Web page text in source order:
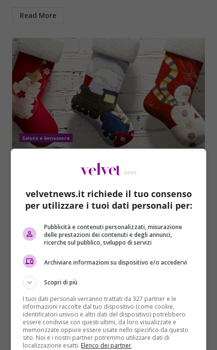
Read More
Salute e benessere
Epifania, attenzione ai giocattoli nella calza
Redazione 05/01/2016
A mezzanotte di oggi, 5 gennaio, come da tradizione
Read More
velvetnews.it richiede il tuo consenso
per utilizzare i tuoi dati personali per:
Pubblicità e contenuti personalizzati, misurazione
delle prestazioni dei contenuti e degli annunci,
ricerche sul pubblico, sviluppo di servizi
Archiviare informazioni su dispositivo e/o accedervi
Scopri di più
I tuoi dati personali verranno trattati da 327 partner e le
informazioni raccolte dal tuo dispositivo (come cookie,
identificatori univoci e altri dati del dispositivo) potrebbero
essere condivise con questi ultimi, da loro visualizzate e
memorizzate oppure essere usate nello specifico da questo
sito. Noi e i nostri partner potremmo utilizzare dati di
localizzazione esatti. Elenco dei partner.